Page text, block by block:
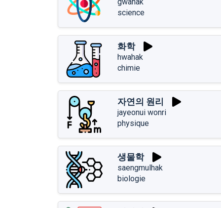
science
화학
hwahak
chimie
자연의 원리
jayeonui wonri
physique
생물학
saengmulhak
biologie